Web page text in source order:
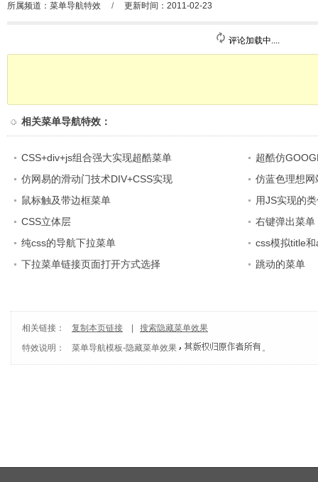
所属频道： 菜单导航特效 / 更新时间：2011-02-23
评论加载中....
相关菜单导航特效 ：
CSS+div+js组合强大实现超酷菜单
超酷仿
仿网易的滑动门技术DIV+CSS实现
仿蓝色理想
鼠标触及带边框菜单
用JS实现的
CSS立体层
右键弹出菜单
纯css的导航下拉菜单
css模拟title
下拉菜单链接页面打开方式选择
跳动的菜单
相关链接： 复制本页链接
搜索隐藏菜单效果
特效说明：
菜单导航模板-隐藏菜单效果 。